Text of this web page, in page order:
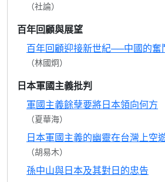
（社論）
百年回顧與展望
百年回顧迎接新世紀──中國的奮
（林國炯）
日本軍國主義批判
軍國主義餘孽要將日本領向何方
（夏華海）
日本軍國主義的幽靈在台灣上空
（胡易木）
孫中山與日本及其對日的忠告